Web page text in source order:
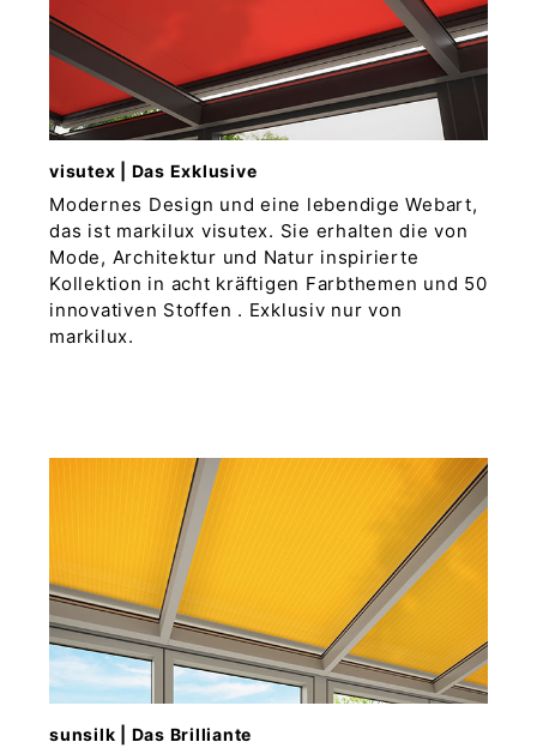
visutex | Das Exklusive
Modernes Design und eine lebendige Webart,
das ist markilux visutex. Sie erhalten die von
Mode, Architektur und Natur inspirierte
Kollektion in acht kräftigen Farbthemen und 50
innovativen Stoffen . Exklusiv nur von
markilux.
sunsilk | Das Brilliante